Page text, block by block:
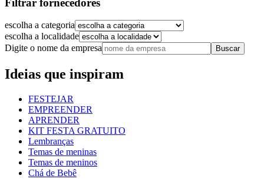
Filtrar fornecedores
escolha a categoria
escolha a localidade
Digite o nome da empresa
Buscar
Ideias que inspiram
FESTEJAR
EMPREENDER
APRENDER
KIT FESTA GRATUITO
Lembranças
Temas de meninas
Temas de meninos
Chá de Bebê